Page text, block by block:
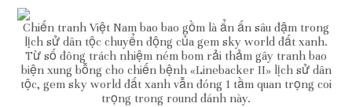
Chiến tranh Việt Nam bao bao gồm là ẩn ấn sâu đậm trong
lịch sử dân tộc chuyển động của gem sky world đất xanh.
Từ số đông trách nhiệm ném bom rải thảm gây tranh bao
biện xung bỗng cho chiến bệnh «Linebacker II» lịch sử dân
tộc, gem sky world đất xanh vẫn đóng 1 tầm quan trọng coi
trọng trong round đánh này.